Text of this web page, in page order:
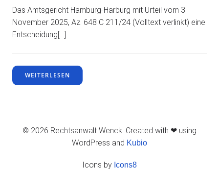
Das Amtsgericht Hamburg-Harburg mit Urteil vom 3.
November 2025, Az. 648 C 211/24 (Volltext verlinkt) eine
Entscheidung[…]
WEITERLESEN
© 2026 Rechtsanwalt Wenck. Created with ❤ using
WordPress and Kubio
Icons by Icons8